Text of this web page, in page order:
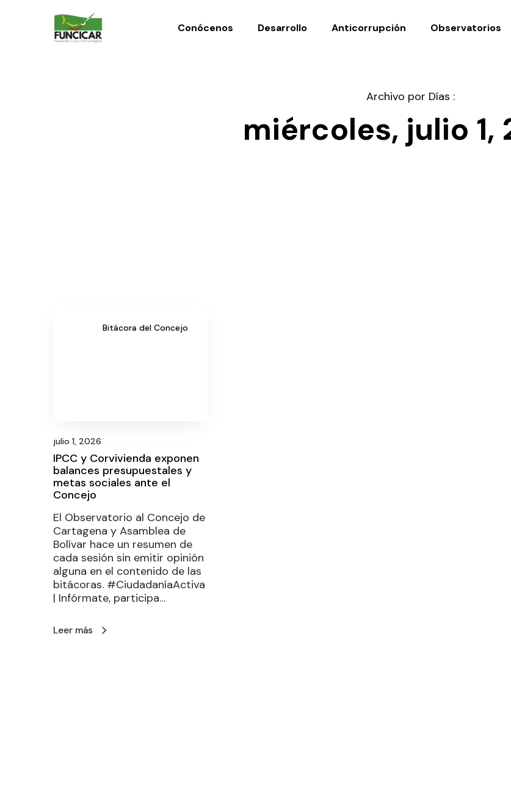
Conócenos Desarrollo Anticorrupción Observatorios
Archivo por Días :
miércoles, julio 1,
Bitácora del Concejo
julio 1, 2026
IPCC y Corvivienda exponen
balances presupuestales y
metas sociales ante el
Concejo
El Observatorio al Concejo de
Cartagena y Asamblea de
Bolívar hace un resumen de
cada sesión sin emitir opinión
alguna en el contenido de las
bitácoras. #CiudadaníaActiva
| Infórmate, participa…
Leer más